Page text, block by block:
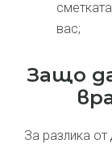
вас;
Защо
За разлика от